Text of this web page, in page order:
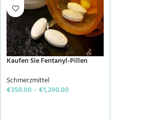
Kaufen Sie Fentanyl-Pillen
Schmerzmittel
€350.00–€1,200.00